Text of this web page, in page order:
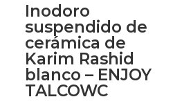
Inodoro
suspendido de
cerámica de
Karim Rashid
blanco – ENJOY
TALCOWC